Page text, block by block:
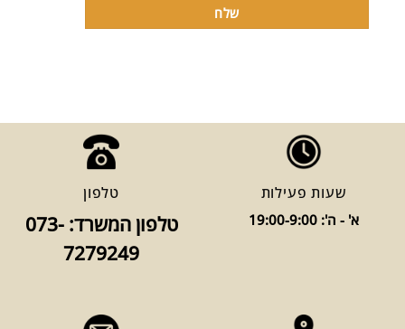
שעות פעילות
א' - ה': 19:00-9:00
טלפון
טלפון המשרד: 073-
7279249